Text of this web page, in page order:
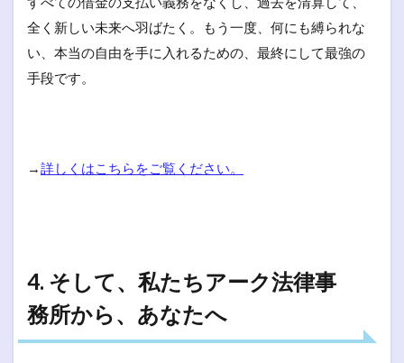
全く新しい未来へ羽ばたく。もう一度、何にも縛られな
い、本当の自由を手に入れるための、最終にして最強の
手段です。
→詳しくはこちらをご覧ください。
4. そして、私たちアーク法律事
務所から、あなたへ